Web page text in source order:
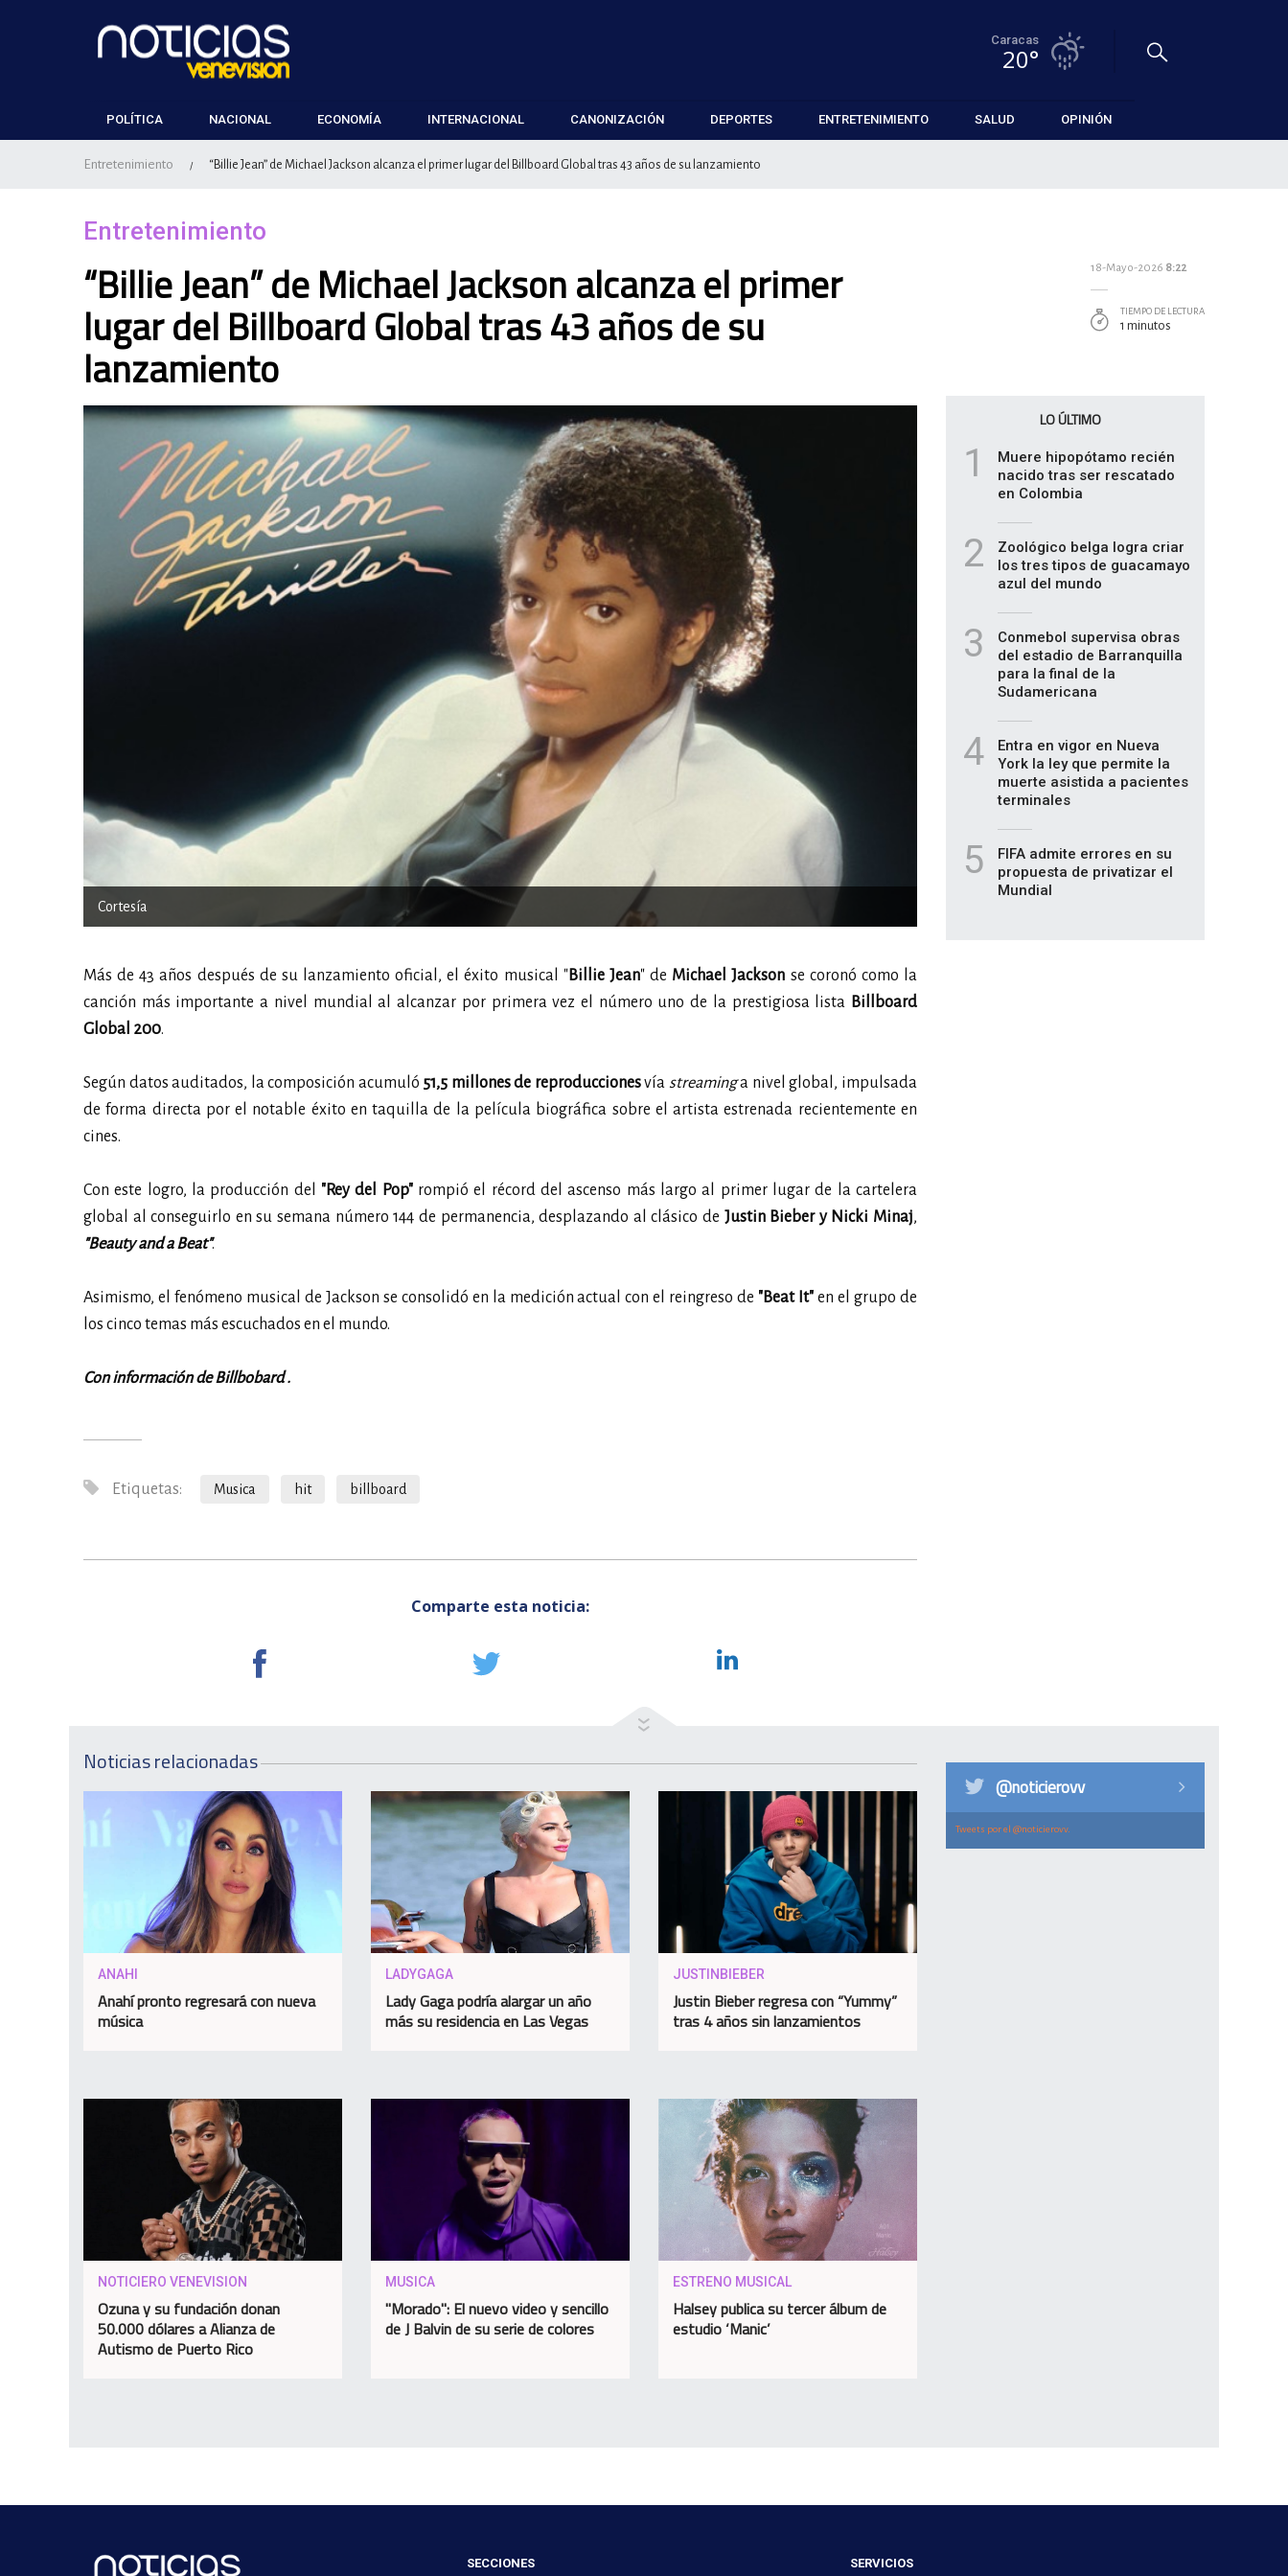
Caracas
20°
POLÍTICA NACIONAL ECONOMÍA INTERNACIONAL CANONIZACIÓN DEPORTES ENTRETENIMIENTO SALUD OPINIÓN
Entretenimiento / “Billie Jean” de Michael Jackson alcanza el primer lugar del Billboard Global tras 43 años de su lanzamiento
Entretenimiento
“Billie Jean” de Michael Jackson alcanza el primer
lugar del Billboard Global tras 43 años de su
lanzamiento
Cortesía
Más de 43 años después de su lanzamiento oficial, el éxito musical "Billie Jean" de Michael Jackson se coronó como la
canción más importante a nivel mundial al alcanzar por primera vez el número uno de la prestigiosa lista Billboard
Global 200.
Según datos auditados, la composición acumuló 51,5 millones de reproduccionesvía streaminga nivel global, impulsada
de forma directa por el notable éxito en taquilla de la película biográfica sobre el artista estrenada recientemente en
cines.
Con este logro, la producción del "Rey del Pop" rompió el récord del ascenso más largo al primer lugar de la cartelera
global al conseguirlo en su semana número 144 de permanencia, desplazando al clásico de Justin Bieber y Nicki Minaj,
"Beauty and a Beat".
Asimismo, el fenómeno musical de Jackson se consolidó en la medición actual con el reingreso de "Beat It" en el grupo de
los cinco temas más escuchados en el mundo.
Con información de Billbobard .
Etiquetas: Musica hit billboard
Comparte esta noticia:
18-Mayo-2026 8:22
TIEMPO DE LECTURA
1 minutos
LO ÚLTIMO
1
Muere hipopótamo recién
nacido tras ser rescatado
en Colombia
2
Zoológico belga logra criar
los tres tipos de guacamayo
azul del mundo
3
Conmebol supervisa obras
del estadio de Barranquilla
para la final de la
Sudamericana
4
Entra en vigor en Nueva
York la ley que permite la
muerte asistida a pacientes
terminales
5
FIFA admite errores en su
propuesta de privatizar el
Mundial
Noticias relacionadas
ANAHI
Anahí pronto regresará con nueva
música
LADYGAGA
Lady Gaga podría alargar un año
más su residencia en Las Vegas
JUSTINBIEBER
Justin Bieber regresa con “Yummy”
tras 4 años sin lanzamientos
NOTICIERO VENEVISION
Ozuna y su fundación donan
50.000 dólares a Alianza de
Autismo de Puerto Rico
MUSICA
"Morado": El nuevo video y sencillo
de J Balvin de su serie de colores
ESTRENO MUSICAL
Halsey publica su tercer álbum de
estudio ‘Manic’
@noticierovv
Tweets por el @noticierovv.
SECCIONES SERVICIOS